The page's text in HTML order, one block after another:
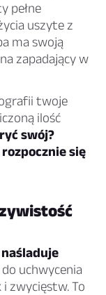
pełne
uszyte z
ma swoją
zapadający w
twoje
ilość
swój?
się
uchwycenia
i zwycięstw. To